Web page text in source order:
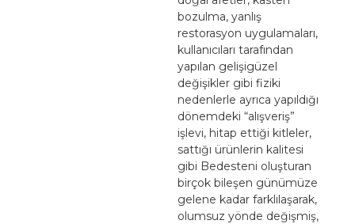
bozulma, yanlış
restorasyon uygulamaları,
kullanıcıları tarafından
yapılan gelişigüzel
değişikler gibi fiziki
nedenlerle ayrıca yapıldığı
dönemdeki “alışveriş”
işlevi, hitap ettiği kitleler,
sattığı ürünlerin kalitesi
gibi Bedesteni oluşturan
birçok bileşen günümüze
gelene kadar farklılaşarak,
olumsuz yönde değişmiş,